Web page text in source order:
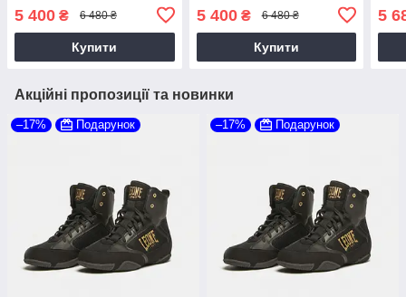
5 400 ₴ 6 480 ₴
Купити
5 400₴ 6 480 ₴
Купити
BK/
5
Акційні пропозиції та новинки
–17% Подарунок –17% Подарунок